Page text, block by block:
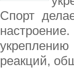
Спорт
реакций,